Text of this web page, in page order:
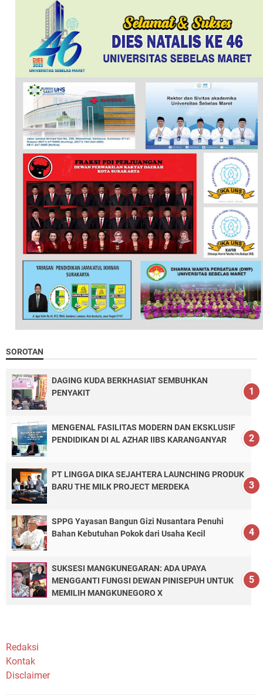
SOROTAN
DAGING KUDA BERKHASIAT SEMBUHKAN
PENYAKIT
MENGENAL FASILITAS MODERN DAN EKSKLUSIF
PENDIDIKAN DI AL AZHAR IIBS KARANGANYAR
PT LINGGA DIKA SEJAHTERA LAUNCHING PRODUK
BARU THE MILK PROJECT MERDEKA
SPPG Yayasan Bangun Gizi Nusantara Penuhi
Bahan Kebutuhan Pokok dari Usaha Kecil
SUKSESI MANGKUNEGARAN: ADA UPAYA
MENGGANTI FUNGSI DEWAN PINISEPUH UNTUK
MEMILIH MANGKUNEGORO X
Redaksi
Kontak
Disclaimer